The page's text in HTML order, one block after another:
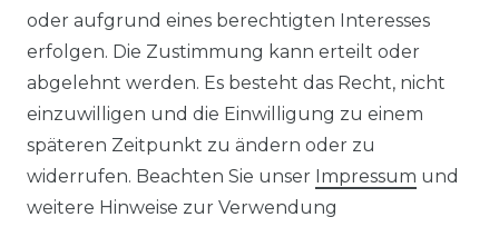
Impressum Daten­schutz­erklärung
oder aufgrund eines berechtigten Interesses
erfolgen. Die Zustimmung kann erteilt oder
abgelehnt werden. Es besteht das Recht, nicht
einzuwilligen und die Einwilligung zu einem
späteren Zeitpunkt zu ändern oder zu
widerrufen. Beachten Sie unser Impressum und
weitere Hinweise zur Verwendung